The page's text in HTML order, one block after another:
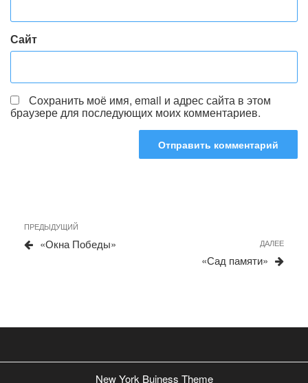
Сайт
Сохранить моё имя, email и адрес сайта в этом
браузере для последующих моих комментариев.
Навигация
по
Предыдущая
запись
ПРЕДЫДУЩИЙ
«Окна Победы» ДАЛЕЕ
«Сад памяти»
New York Buiness Theme